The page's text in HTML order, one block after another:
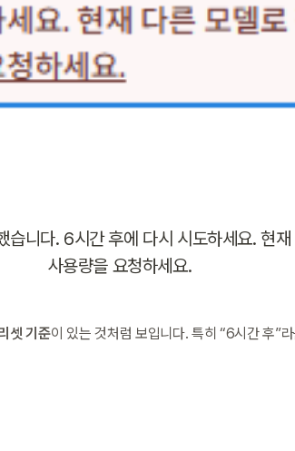
니다. 6시간 후에 다시 시도하세요. 현
사용량을 요청하세요.
셋 기준이 있는 것처럼 보입니다. 특히 “6시간 후”